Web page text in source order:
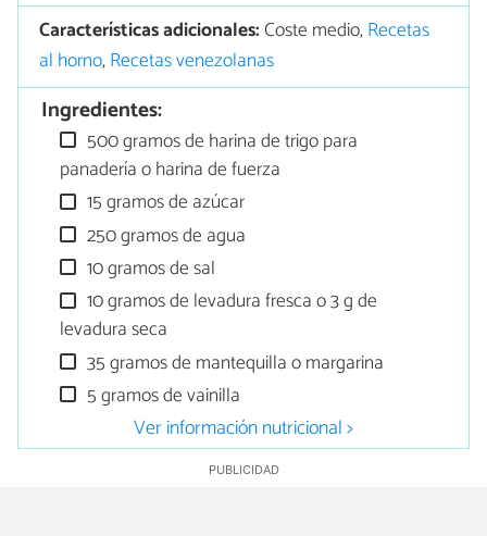
Características adicionales:Coste medio,Recetas
al horno,Recetas venezolanas
Ingredientes:
500 gramos de harina de trigo para
panadería o harina de fuerza
15 gramos de azúcar
250 gramos de agua
10 gramos de sal
10 gramos de levadura fresca o 3 g de
levadura seca
35 gramos de mantequilla o margarina
5 gramos de vainilla
Ver información nutricional >